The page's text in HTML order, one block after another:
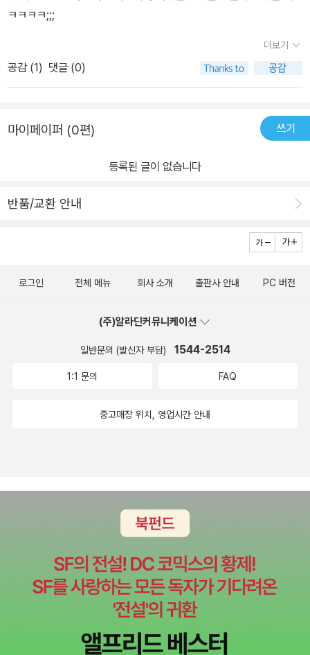
ㅋㅋㅋㅋ;;;
더보기
공감 (1) 댓글 (0)
마이페이퍼 (0편) 쓰기
등록된 글이 없습니다
반품/교환 안내
로그인 전체 메뉴 회사 소개 출판사 안내 PC 버전
(주)알라딘커뮤니케이션
일반문의 (발신자 부담) 1544-2514
1:1 문의 FAQ
중고매장 위치, 영업시간 안내